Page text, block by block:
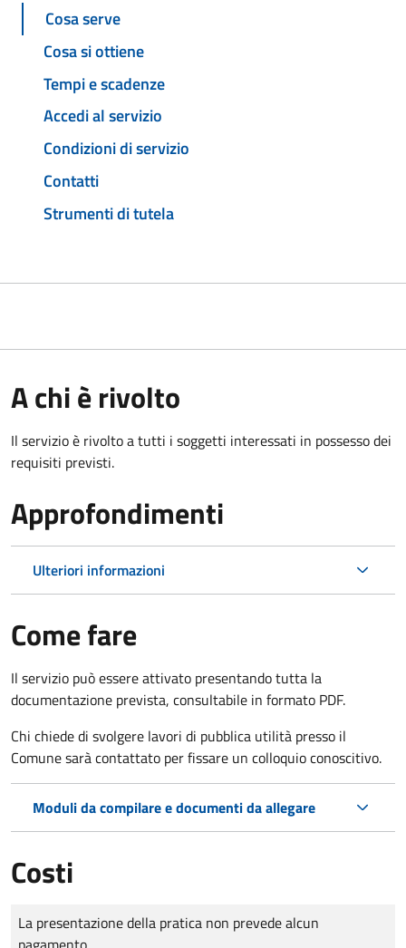
Cosa serve
Cosa si ottiene
Tempi e scadenze
Accedi al servizio
Condizioni di servizio
Contatti
Strumenti di tutela
A chi è rivolto
Il servizio è rivolto a tutti i soggetti interessati in possesso dei
requisiti previsti.
Approfondimenti
Ulteriori informazioni
Come fare
Il servizio può essere attivato presentando tutta la
documentazione prevista, consultabile in formato PDF.
Chi chiede di svolgere lavori di pubblica utilità presso il
Comune sarà contattato per fissare un colloquio conoscitivo.
Moduli da compilare e documenti da allegare
Costi
Tipo di pagamento
Importo
La presentazione della pratica non prevede alcun